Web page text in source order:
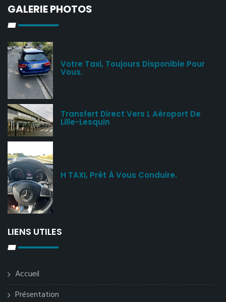
GALERIE PHOTOS
Votre Taxi, Toujours Disponible Pour
Vous.
Transfert Direct Vers L Aéroport De
Lille-Lesquin
H TAXI, Prêt À Vous Conduire.
LIENS UTILES
Accueil
Présentation